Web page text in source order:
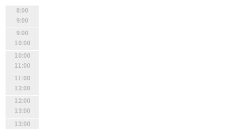
8:00
9:00
9:00
10:00
10:00
11:00
11:00
12:00
12:00
13:00
13:00